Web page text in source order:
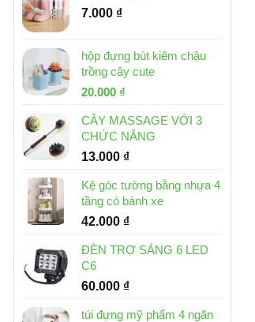
7.000 ₫
hộp đựng bút kiêm chậu
trồng cây cute
Giá
là:
30.000 ₫.
20.000 ₫
tại
là:
20.000 ₫.
CÂY MASSAGE VỚI 3
CHỨC NĂNG
13.000 ₫
Kệ góc tường bằng nhựa 4
tầng có bánh xe
42.000 ₫
ĐÈN TRỢ SÁNG 6 LED
C6
60.000 ₫
túi đựng mỹ phẩm 4 ngăn